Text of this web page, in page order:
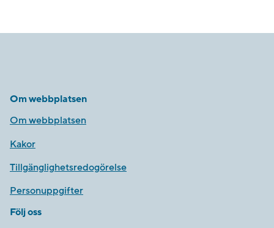
Om webbplatsen
Om webbplatsen
Kakor
Tillgänglighetsredogörelse
Personuppgifter
Följ oss